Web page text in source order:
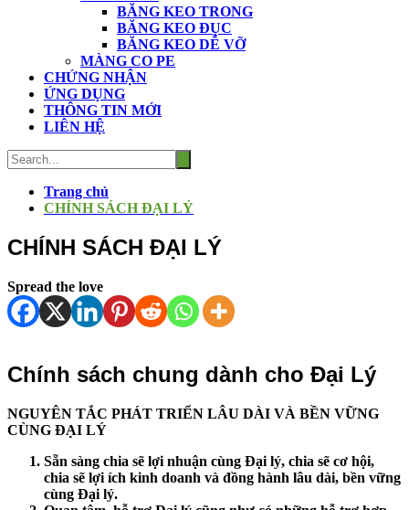
BĂNG KEO TRONG
BĂNG KEO ĐỤC
BĂNG KEO DỄ VỠ
MÀNG CO PE
CHỨNG NHẬN
ỨNG DỤNG
THÔNG TIN MỚI
LIÊN HỆ
Trang chủ
CHÍNH SÁCH ĐẠI LÝ
CHÍNH SÁCH ĐẠI LÝ
Spread the love
Chính sách chung dành cho Đại Lý
NGUYÊN TẮC PHÁT TRIỂN LÂU DÀI VÀ BỀN VỮNG
CÙNG ĐẠI LÝ
Sẵn sàng chia sẽ lợi nhuận cùng Đại lý, chia sẽ cơ hội,
chia sẽ lợi ích kinh doanh và đồng hành lâu dài, bền vững
cùng Đại lý.